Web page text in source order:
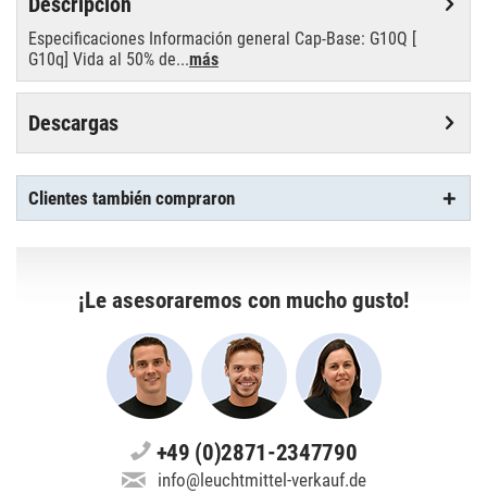
Especificaciones Información general Cap-Base: G10Q [
G10q] Vida al 50% de...más
Descargas
Clientes también compraron
¡Le asesoraremos con mucho gusto!
+49 (0)2871-2347790
info@leuchtmittel-verkauf.de